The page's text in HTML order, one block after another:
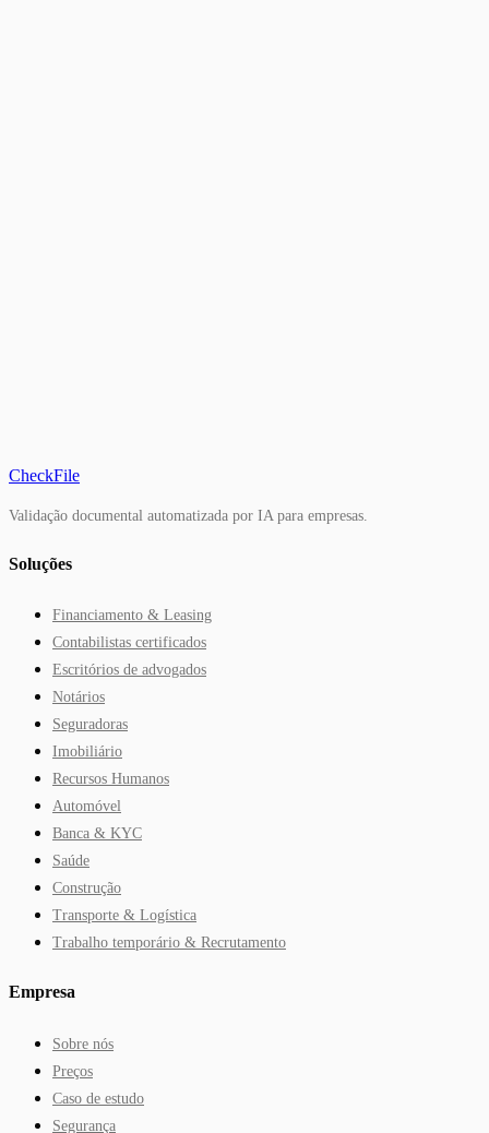
CheckFile
Validação documental automatizada por IA para empresas.
Soluções
Financiamento & Leasing
Contabilistas certificados
Escritórios de advogados
Notários
Seguradoras
Imobiliário
Recursos Humanos
Automóvel
Banca & KYC
Saúde
Construção
Transporte & Logística
Trabalho temporário & Recrutamento
Empresa
Sobre nós
Preços
Caso de estudo
Segurança